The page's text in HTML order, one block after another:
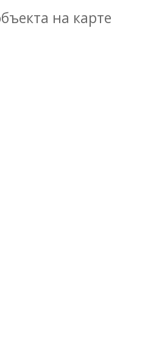
на карте